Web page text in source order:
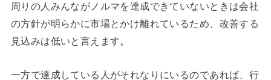
周りの人みんながノルマを達成できていないときは会社
の方針が明らかに市場とかけ離れているため、改善する
見込みは低いと言えます。
一方で達成している人がそれなりにいるのであれば、行